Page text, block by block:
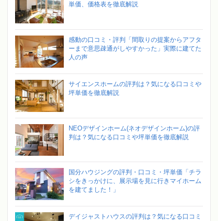
単価、価格表を徹底解説
感動の口コミ・評判「間取りの提案からアフタ
ーまで意思疎通がしやすかった」実際に建てた
人の声
サイエンスホームの評判は？気になる口コミや
坪単価を徹底解説
NEOデザインホーム(ネオデザインホーム)の評
判は？気になる口コミや坪単価を徹底解説
国分ハウジングの評判・口コミ・坪単価「チラ
シをきっかけに、展示場を見に行きマイホーム
を建てました！」
デイジャストハウスの評判は？気になる口コミ